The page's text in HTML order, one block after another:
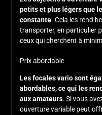
petits et plus légers que
constante. Cela les rend
transporter, en particulier
ceux qui cherchent à
Prix abordable
Les focales vario sont
abordables, ce qui les
aux amateurs. Si vous
ouverture variable peut